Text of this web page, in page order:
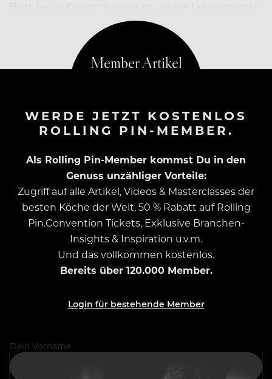
herstammen – inklusive Kilometerangabe.
WERDE JETZT KOSTENLOS
ROLLING PIN-MEMBER.
Als Rolling Pin-Member kommst Du in den
Genuss unzähliger Vorteile:
Zugriff auf alle Artikel, Videos & Masterclasses der
besten Köche der Welt, 50 % Rabatt auf Rolling
Pin.Convention Tickets, Exklusive Branchen-
Insights & Inspiration u.v.m.
Und das vollkommen kostenlos.
Bereits über 120.000 Member.
Login für bestehende Member
Dein Vorname